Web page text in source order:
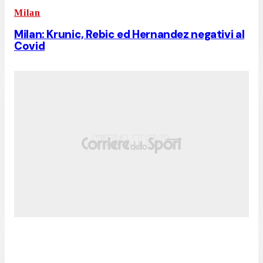
Milan
Milan: Krunic, Rebic ed Hernandez negativi al
Covid